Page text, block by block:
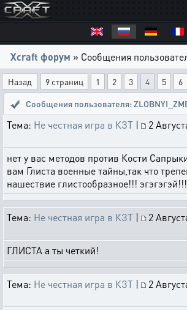
Xcraft форум » Сообщения
Назад 9 страниц 1 2 3 4 5 6
Сообщения пользователя:
Тема: Не честная игра в КЗТ |
2
нет у вас методов против Кости
вам Глиста военные тайны,так что
нашествие глистообразное!!!
Тема: Не честная игра в КЗТ |
2
ГЛИСТА а ты четкий!
Тема: Не честная игра в КЗТ |
2